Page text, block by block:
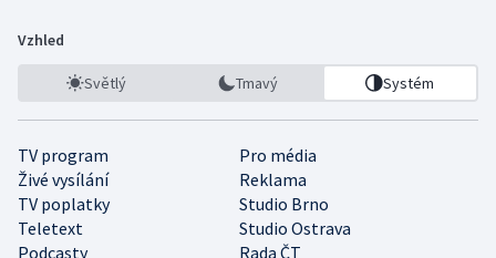
Vzhled
Světlý Tmavý Systém
TV program
Pro média
Živé vysílání
Reklama
TV poplatky
Studio Brno
Teletext
Studio Ostrava
Podcasty
Rada ČT